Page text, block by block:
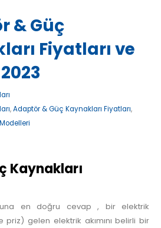
& Güç
Fiyatları ve
,Adaptör & Güç Kaynakları Fiyatları,
Kaynakları
en doğru cevap , bir elektrik
priz) gelen elektrik akımını belirli bir